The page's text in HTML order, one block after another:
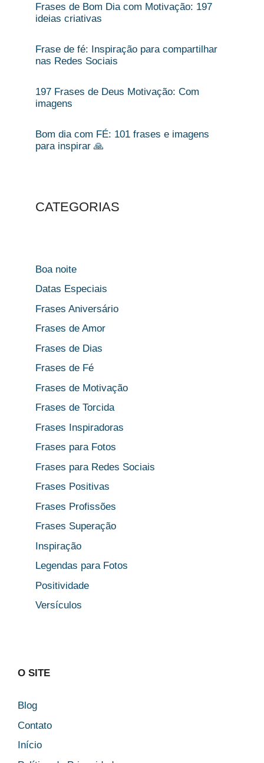
Frases de Bom Dia com Motivação: 197
ideias criativas
Frase de fé: Inspiração para compartilhar
nas Redes Sociais
197 Frases de Deus Motivação: Com
imagens
Bom dia com FÉ: 101 frases e imagens
para inspirar 🙏
CATEGORIAS
Boa noite
Datas Especiais
Frases Aniversário
Frases de Amor
Frases de Dias
Frases de Fé
Frases de Motivação
Frases de Torcida
Frases Inspiradoras
Frases para Fotos
Frases para Redes Sociais
Frases Positivas
Frases Profissões
Frases Superação
Inspiração
Legendas para Fotos
Positividade
Versículos
O SITE
Blog
Contato
Início